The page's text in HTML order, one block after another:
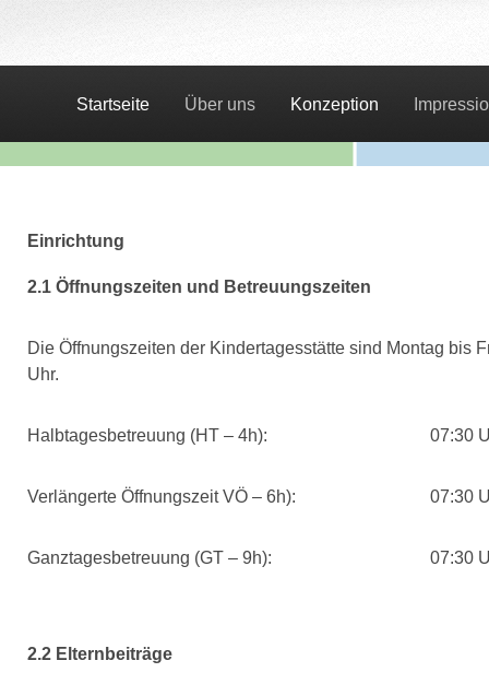
Startseite Über uns Konzeption
Einrichtung
2.1 Öffnungszeiten und Betreuungszeiten
Die Öffnungszeiten der Kindertagesstätte sind Montag bis
Uhr.
Halbtagesbetreuung (HT – 4h): 07:30
Verlängerte Öffnungszeit VÖ – 6h): 07:30
Ganztagesbetreuung (GT – 9h): 07:30
2.2 Elternbeiträge